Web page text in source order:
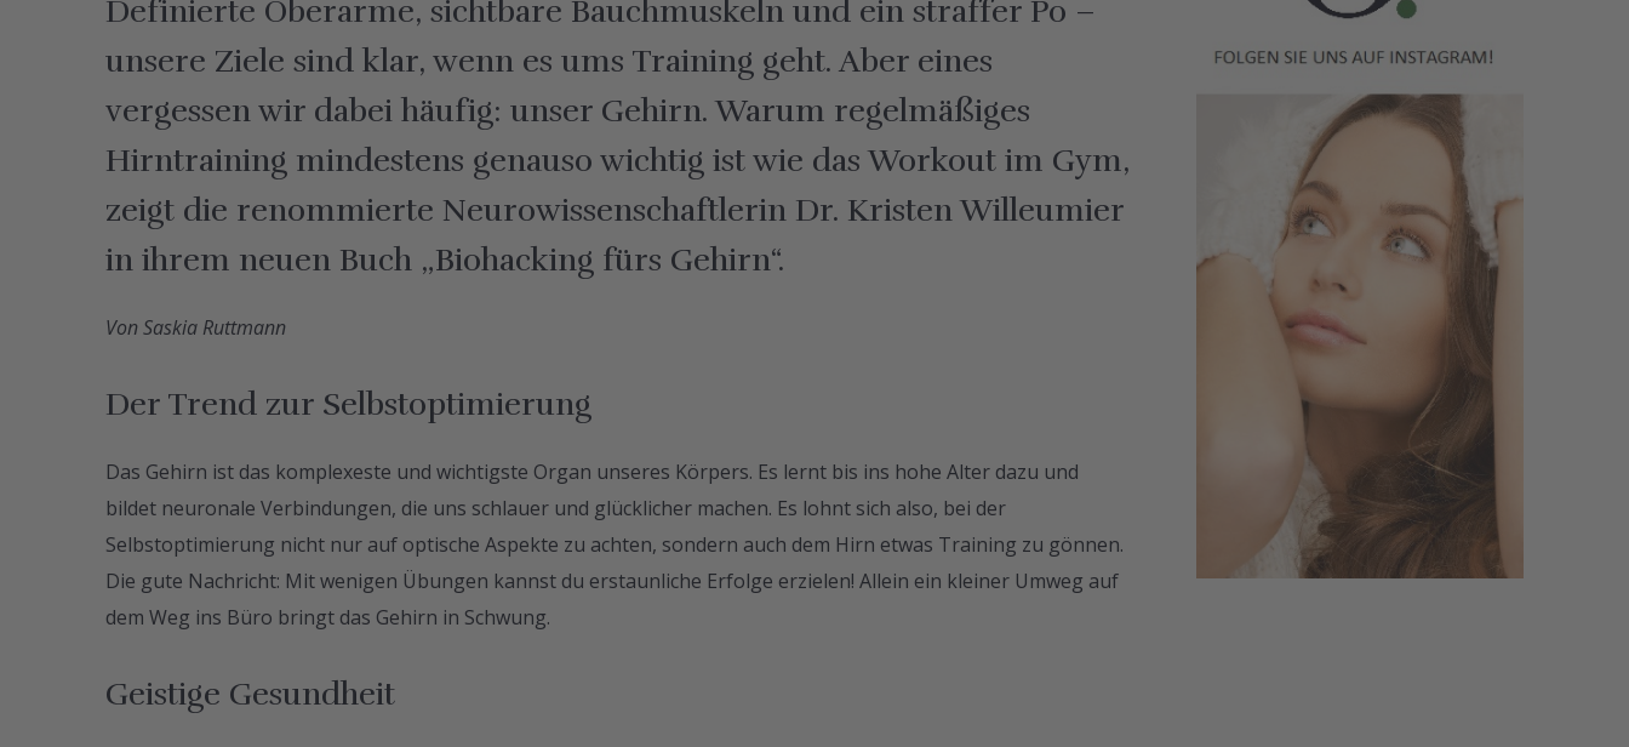
Definierte Oberarme, sichtbare Bauchmuskeln und ein straffer Po –
unsere Ziele sind klar, wenn es ums Training geht. Aber eines
vergessen wir dabei häufig: unser Gehirn. Warum regelmäßiges
Hirntraining mindestens genauso wichtig ist wie das Workout im Gym,
zeigt die renommierte Neurowissenschaftlerin Dr. Kristen Willeumier
in ihrem neuen Buch „Biohacking fürs Gehirn“.
Von Saskia Ruttmann
Der Trend zur Selbstoptimierung
Das Gehirn ist das komplexeste und wichtigste Organ unseres Körpers. Es lernt bis ins hohe Alter dazu und
bildet neuronale Verbindungen, die uns schlauer und glücklicher machen. Es lohnt sich also, bei der
Selbstoptimierung nicht nur auf optische Aspekte zu achten, sondern auch dem Hirn etwas Training zu gönnen.
Die gute Nachricht: Mit wenigen Übungen kannst du erstaunliche Erfolge erzielen! Allein ein kleiner Umweg auf
dem Weg ins Büro bringt das Gehirn in Schwung.
Geistige Gesundheit